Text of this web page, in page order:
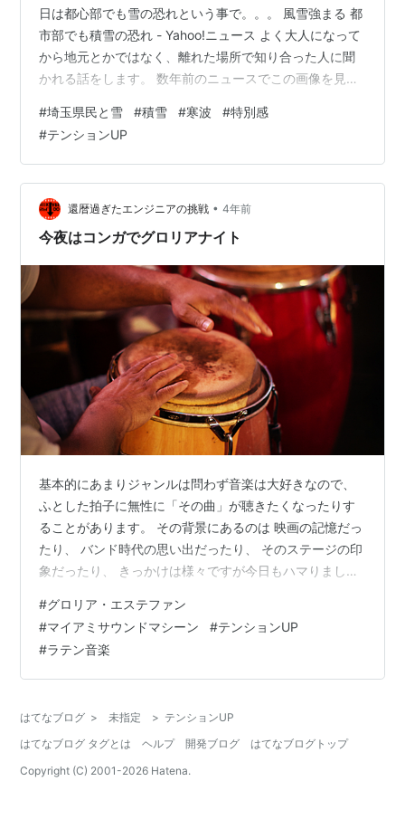
日は都心部でも雪の恐れという事で。。。 風雪強まる 都
市部でも積雪の恐れ - Yahoo!ニュース よく大人になって
から地元とかではなく、離れた場所で知り合った人に聞
かれる話をします。 数年前のニュースでこの画像を見た
じゃない？ という話です。 秩父方面とか山がある地域は
多少降るのですが、平野部ではあまり雪が降りません。
そもそも、冬は晴れの日が続き、雨もそんなに降らない
のです。 常に乾燥してます。 そもそも、海で水分を吸っ
た蒸気（空気）が山にぶつかって上昇し雪雲になるそう
です。↓サイトより…
#埼玉県民と雪 #積雪 #寒波 #特別感
#テンションUP
還暦過ぎたエンジニアの挑戦 • 4年前
今夜はコンガでグロリアナイト
基本的にあまりジャンルは問わず音楽は大好きなので、
ふとした拍子に無性に「その曲」が聴きたくなったりす
ることがあります。 その背景にあるのは 映画の記憶だっ
たり、 バンド時代の思い出だったり、 そのステージの印
象だったり、 きっかけは様々ですが今日もハマりまし
分。 なぜか今週は週の頭からイケイケ気分のひかるで
す。 今もまさにこの曲を聴きながら記事を書いていま
す。 Conga www.youtube.com たぶん、誰しも一度は耳
にしたことがあるのではないでしょうか？ マイアミサウ
リアエステフ…
#グロリア・エステファン
#マイアミサウンドマシーン #テンションUP
#ラテン音楽
はてなブログ > 未指定 > テンションUP
はてなブログ タグとは
ヘルプ 開発ブログ
はてなブログトップ
Copyright (C) 2001-2026 Hatena.